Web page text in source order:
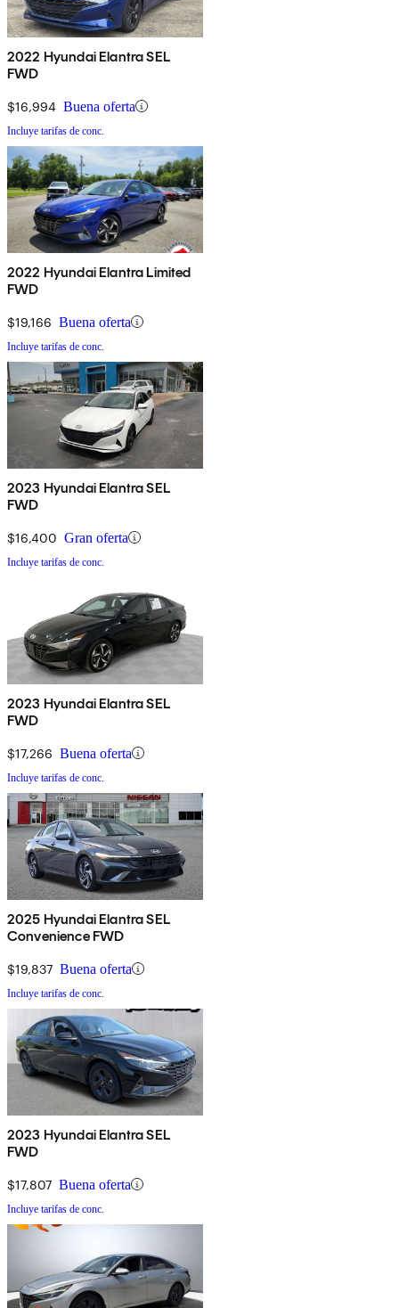
2022 Hyundai Elantra SEL
FWD
$16,994 Buena oferta
Incluye tarifas de conc.
2022 Hyundai Elantra Limited
FWD
$19,166 Buena oferta
Incluye tarifas de conc.
2023 Hyundai Elantra SEL
FWD
$16,400 Gran oferta
Incluye tarifas de conc.
2023 Hyundai Elantra SEL
FWD
$17,266 Buena oferta
Incluye tarifas de conc.
2025 Hyundai Elantra SEL
Convenience FWD
$19,837 Buena oferta
Incluye tarifas de conc.
2023 Hyundai Elantra SEL
FWD
$17,807 Buena oferta
Incluye tarifas de conc.